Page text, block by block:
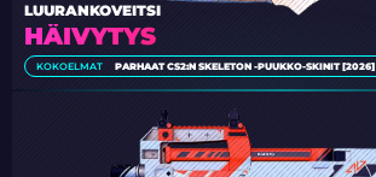
HÄIVYTYS
LUURANKOVEITSI
KOKOELMAT PARHAAT CS2:N SKELETON -PUUKKO-SKINIT [2026]